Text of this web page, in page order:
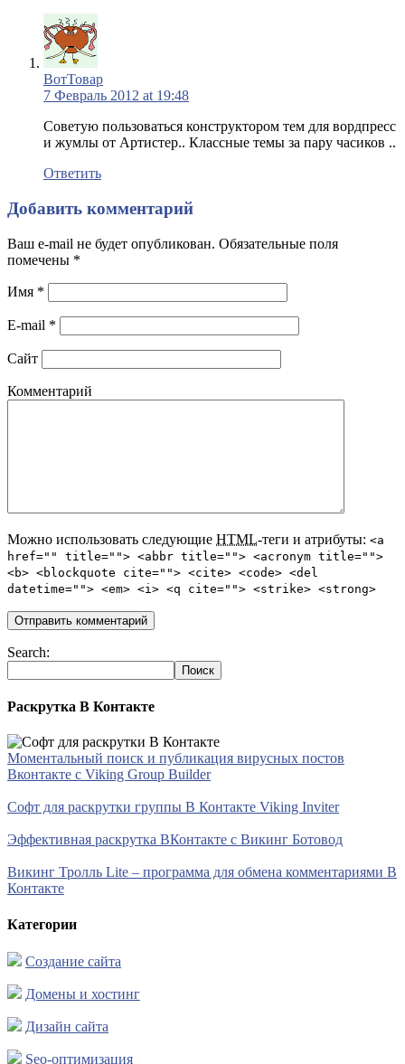
ВотТовар
7 Февраль 2012 at 19:48
Советую пользоваться конструктором тем для вордпресс
и жумлы от Артистер.. Классные темы за пару часиков ..
Ответить
Добавить комментарий
Ваш e-mail не будет опубликован. Обязательные поля
помечены *
Имя *
E-mail *
Сайт
Комментарий
Можно использовать следующие HTML-теги и атрибуты: <a
href="" title=""> <abbr title=""> <acronym title="">
<b> <blockquote cite=""> <cite> <code> <del
datetime=""> <em> <i> <q cite=""> <strike> <strong>
Search:
Раскрутка В Контакте
Моментальный поиск и публикация вирусных постов
Вконтакте с Viking Group Builder
Софт для раскрутки группы В Контакте Viking Inviter
Эффективная раскрутка ВКонтакте с Викинг Ботовод
Викинг Тролль Lite – программа для обмена комментариями В
Контакте
Категории
Создание сайта
Домены и хостинг
Дизайн сайта
Seo-оптимизация